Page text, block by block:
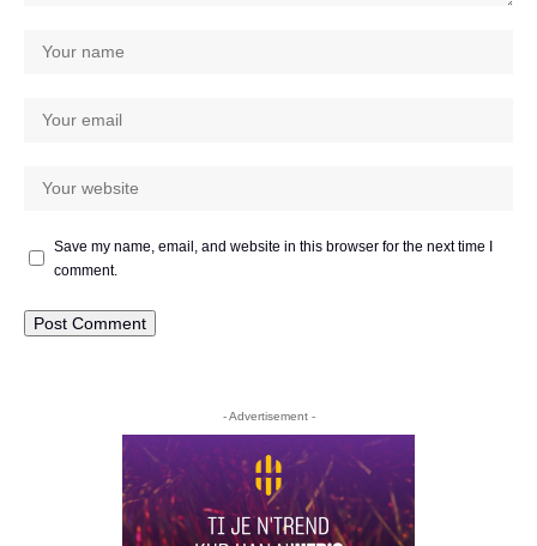
Save my name, email, and website in this browser for the next time I
comment.
- Advertisement -